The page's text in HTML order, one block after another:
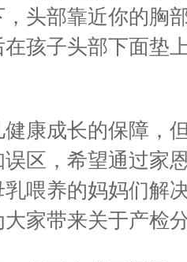
头部靠近你的胸
孩子头部下面垫
成长的保障，但
区，希望通过家
喂养的妈妈们解
家带来关于产检